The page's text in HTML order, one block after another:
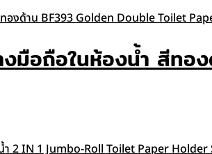
มือถือในห้องน้ำ สีท